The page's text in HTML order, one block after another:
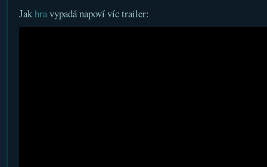
Jakhravypadá napoví víc trailer: